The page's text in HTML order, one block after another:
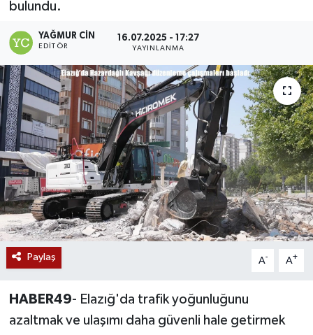
bulundu.
YAĞMUR CIN
EDITÖR
16.07.2025 - 17:27
YAYINLANMA
Paylaş A- A+
HABER49- Elazığ'da trafik yoğunluğunu
azaltmak ve ulaşımı daha güvenli hale getirmek
Spor
Siyaset
Teknoloji
Kültür Sanat
Muş
Hasköy
Korkut
Bulanık
Malazgirt
Haber Arşivi